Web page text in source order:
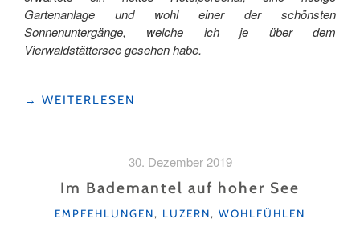
Gartenanlage und wohl einer der schönsten
Sonnenuntergänge, welche ich je über dem
Vierwaldstättersee gesehen habe.
"ZU
→ WEITERLESEN
30. Dezember 2019
Im Bademantel auf hoher See
KATEGORIEN
EMPFEHLUNGEN, LUZERN, WOHLFÜHLEN